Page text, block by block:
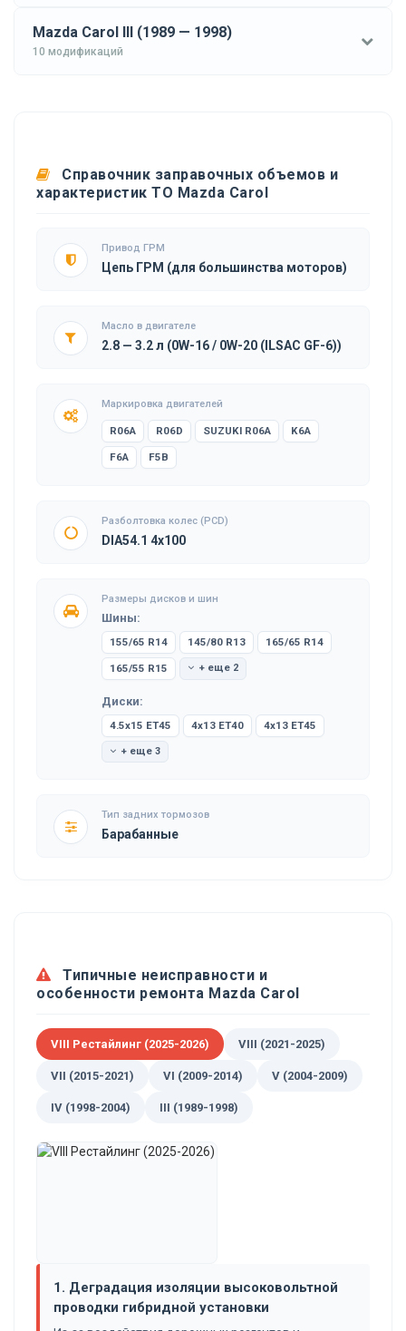
Mazda Carol III (1989 — 1998)
10 модификаций
Справочник заправочных объемов и
характеристик ТО Mazda Carol
Привод ГРМ
Цепь ГРМ (для большинства моторов)
Масло в двигателе
2.8 — 3.2 л (0W-16 / 0W-20 (ILSAC GF-6))
Маркировка двигателей
R06A R06D SUZUKI R06A K6A
F6A F5B
Разболтовка колес (PCD)
DIA54.1 4x100
Размеры дисков и шин
Шины:
155/65 R14 145/80 R13 165/65 R14
165/55 R15 + еще 2
Диски:
4.5x15 ET45 4x13 ET40 4x13 ET45
+ еще 3
Тип задних тормозов
Барабанные
Типичные неисправности и
особенности ремонта Mazda Carol
VIII Рестайлинг (2025-2026) VIII (2021-2025)
VII (2015-2021) VI (2009-2014) V (2004-2009)
IV (1998-2004) III (1989-1998)
1. Деградация изоляции высоковольтной
проводки гибридной установки